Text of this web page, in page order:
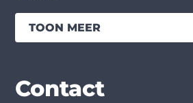
TOON MEER
Diensten
Branches
Contact